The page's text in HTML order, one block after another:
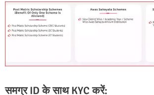
समग्र ID के साथ KYC करें: